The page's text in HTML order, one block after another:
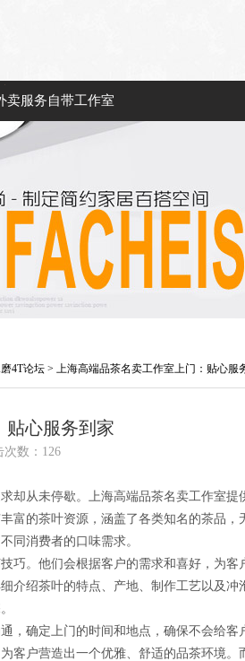
卖服务自带工作室
4T论坛 > 上海高端品茶名卖工作室上门：贴心服
贴心服务到家
数：126
却从未停歇。上海高端品茶名卖工作室提
富的茶叶资源，涵盖了各类知名的茶品，
同消费者的口味需求。
巧。他们会根据客户的需求和喜好，为客
介绍茶叶的特点、产地、制作工艺以及冲
，确定上门的时间和地点，确保不会给客
客户营造出一个优雅、舒适的品茶环境。